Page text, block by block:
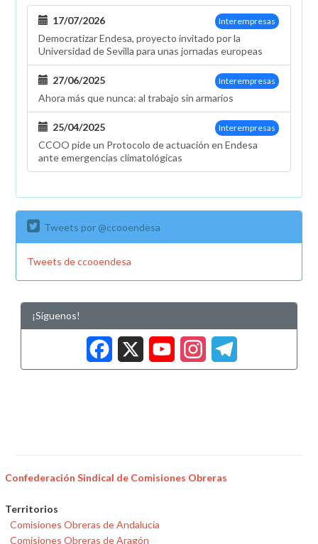
Plan
de
Movilidad
Eléctrica
Interempresas
17/07/2026
Democratizar Endesa, proyecto invitado por la
Universidad de Sevilla para unas jornadas europeas
Interempresas
27/06/2025
Ahora más que nunca: al trabajo sin armarios
Interempresas
25/04/2025
CCOO pide un Protocolo de actuación en Endesa
ante emergencias climatológicas
Tweets por @ccooendesa
Tweets de ccooendesa
¡Síguenos!
Facebook
X
Confederación Sindical de Comisiones Obreras
Territorios
Comisiones Obreras de Andalucía
Comisiones Obreras de Aragón